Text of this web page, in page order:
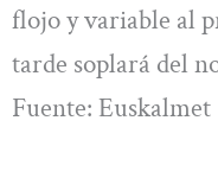
flojo y variable al
tarde soplará del
Fuente: Euskalmet